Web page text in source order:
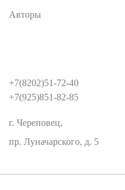
Авторы
+7(8202)51-72-40
+7(925)851-82-85
г. Череповец,
пр. Луначарского, д. 5